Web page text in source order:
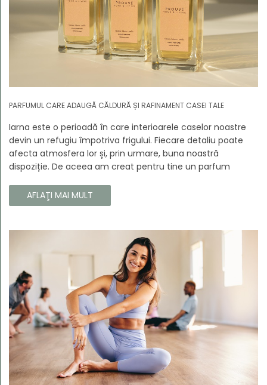
PARFUMUL CARE ADAUGĂ CĂLDURĂ ȘI RAFINAMENT CASEI TALE
Iarna este o perioadă în care interioarele caselor noastre
devin un refugiu împotriva frigului. Fiecare detaliu poate
afecta atmosfera lor și, prin urmare, buna noastră
dispoziție. De aceea am creat pentru tine un parfum
fiecare colț al casei tale cu căldura și magia aromelor de
iarnă. Noua noastră compoziție combină notele picante și
interiorul casei tale. Te va face să vrei ca momentele
trecătoare ale iernii să dureze mai mult timp.
AFLAŢI MAI MULT